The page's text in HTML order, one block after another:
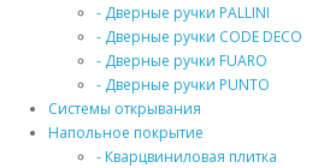
- Дверные ручки PALLINI
- Дверные ручки CODE DECO
- Дверные ручки FUARO
- Дверные ручки PUNTO
Системы открывания
Напольное покрытие
- Кварцвиниловая плитка